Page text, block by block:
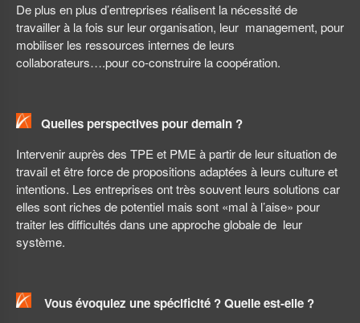
De plus en plus d’entreprises réalisent la nécessité de
travailler à la fois sur leur organisation, leur management, pour
mobiliser les ressources internes de leurs
collaborateurs….pour co-construire la coopération.
Quelles perspectives pour demain ?
Intervenir auprès des TPE et PME à partir de leur situation de
travail et être force de propositions adaptées à leurs culture et
intentions. Les entreprises ont très souvent leurs solutions car
elles sont riches de potentiel mais sont «mal à l’aise» pour
traiter les difficultés dans une approche globale de leur
système.
Vous évoquiez une spécificité ? Quelle est-elle ?